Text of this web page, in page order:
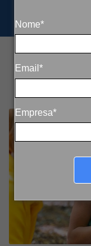
Nome*
Email*
Empresa*